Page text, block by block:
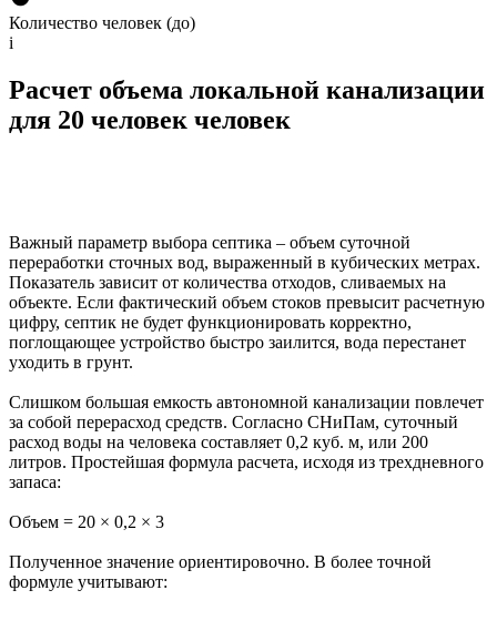
Количество человек (до)
i
Расчет объема локальной канализации
для 20 человек человек
Важный параметр выбора септика – объем суточной
переработки сточных вод, выраженный в кубических метрах.
Показатель зависит от количества отходов, сливаемых на
объекте. Если фактический объем стоков превысит расчетную
цифру, септик не будет функционировать корректно,
поглощающее устройство быстро заилится, вода перестанет
уходить в грунт.
Слишком большая емкость автономной канализации повлечет
за собой перерасход средств. Согласно СНиПам, суточный
расход воды на человека составляет 0,2 куб. м, или 200
литров. Простейшая формула расчета, исходя из трехдневного
запаса:
Объем = 20 × 0,2 × 3
Полученное значение ориентировочно. В более точной
формуле учитывают: